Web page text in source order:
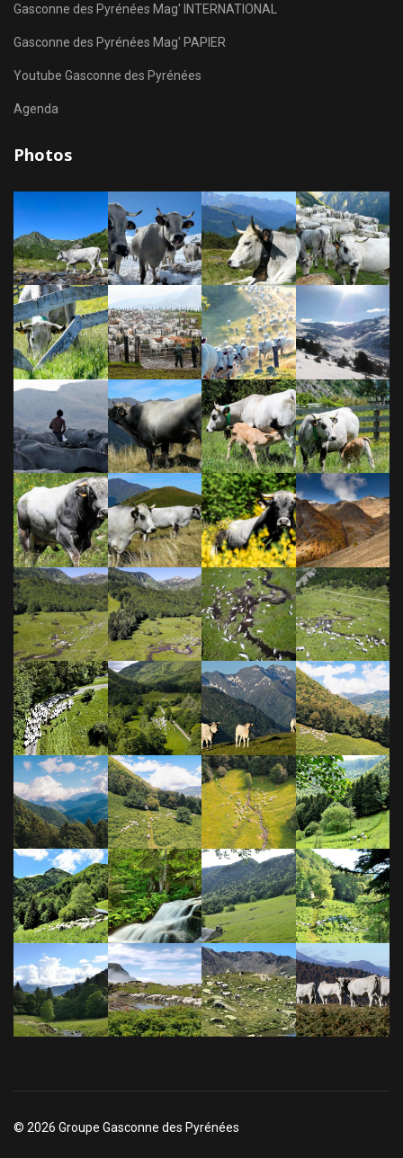
Gasconne des Pyrénées Mag' INTERNATIONAL
Gasconne des Pyrénées Mag' PAPIER
Youtube Gasconne des Pyrénées
Agenda
Photos
© 2026 Groupe Gasconne des Pyrénées